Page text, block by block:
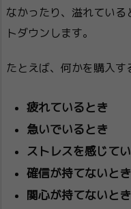
なかったり、溢れている
トダウンします。
たとえば、何かを購入す
疲れているとき
急いでいるとき
ストレスを感じて
確信が持てないとき
関心が持てないとき